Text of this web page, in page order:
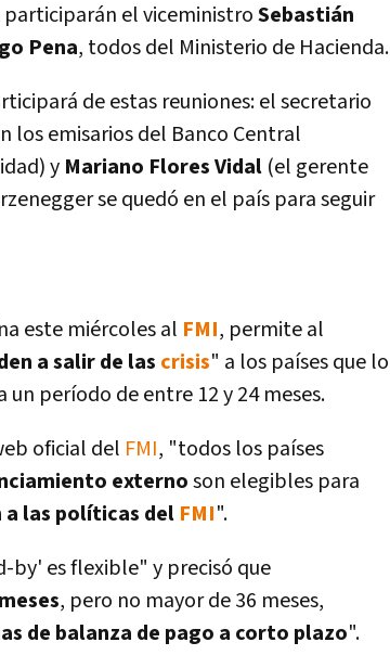
participarán el viceministroSebastián
Pena, todos del Ministerio de Hacienda.
de estas reuniones: el secretario
los emisarios del Banco Central
y Mariano Flores Vidal (el gerente
se quedó en el paí­s para seguir
este miércoles al FMI, permite al
a salir de las crisis" a los paí­ses que lo
perí­odo de entre 12 y 24 meses.
oficial del FMI, "todos los paí­ses
externoson elegibles para
a las polí­ticas del FMI".
by' es flexible" y precisó que
, pero no mayor de 36 meses,
de balanza de pago a corto plazo".